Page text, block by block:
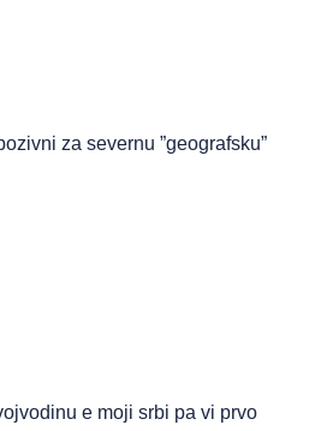
za severnu ”geografsku”
e moji srbi pa vi prvo